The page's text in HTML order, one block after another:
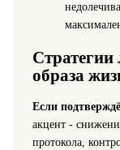
образа
Если
акцент -
протокола,